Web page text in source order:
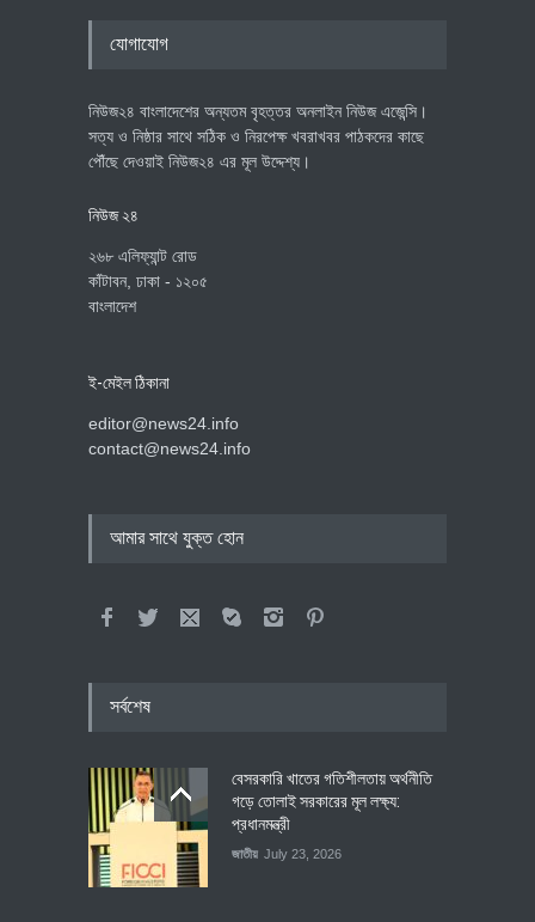
যোগাযোগ
নিউজ২৪ বাংলাদেশের অন্যতম বৃহত্তর অনলাইন নিউজ এজেন্সি।
সত্য ও নিষ্ঠার সাথে সঠিক ও নিরপেক্ষ খবরাখবর পাঠকদের কাছে
পৌঁছে দেওয়াই নিউজ২৪ এর মূল উদ্দেশ্য।
নিউজ ২৪
২৬৮ এলিফ্যান্ট রোড
কাঁটাবন, ঢাকা - ১২০৫
বাংলাদেশ
ই-মেইল ঠিকানা
editor@news24.info
contact@news24.info
আমার সাথে যুক্ত হোন
সর্বশেষ
বেসরকারি খাতের গতিশীলতায় অর্থনীতি
গড়ে তোলাই সরকারের মূল লক্ষ্য:
প্রধানমন্ত্রী
জাতীয় July 23, 2026